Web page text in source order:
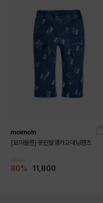
moimoln
[모이몰른] 옷핀발염카고데님팬츠
80% 11,800